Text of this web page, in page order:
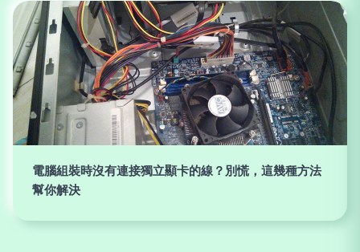
電腦組裝時沒有連接獨立顯卡的線？別慌，這幾種方法
幫你解決